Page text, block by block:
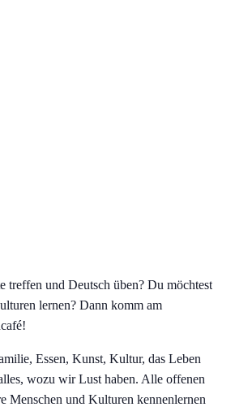
treffen und Deutsch üben? Du möchtest
lernen? Dann komm am
Essen, Kunst, Kultur, das Leben
wozu wir Lust haben. Alle offenen
Menschen und Kulturen kennenlernen